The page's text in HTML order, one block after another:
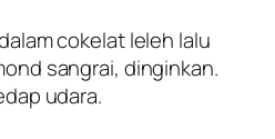
cokelat leleh lalu
sangrai, dinginkan.
udara.